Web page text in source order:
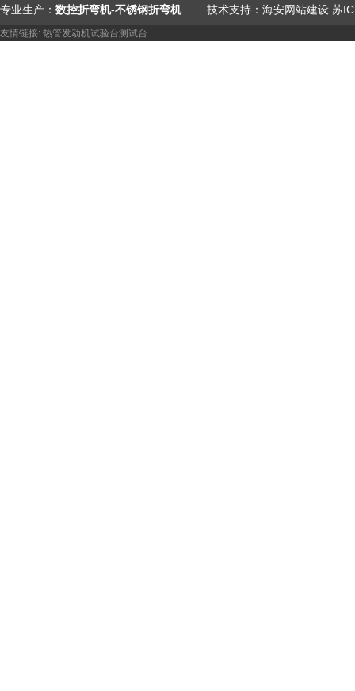
专业生产： 数控折弯机-不锈钢折弯机技术支持： 海安网站建设 苏
友情链接: 热管发动机试验台测试台